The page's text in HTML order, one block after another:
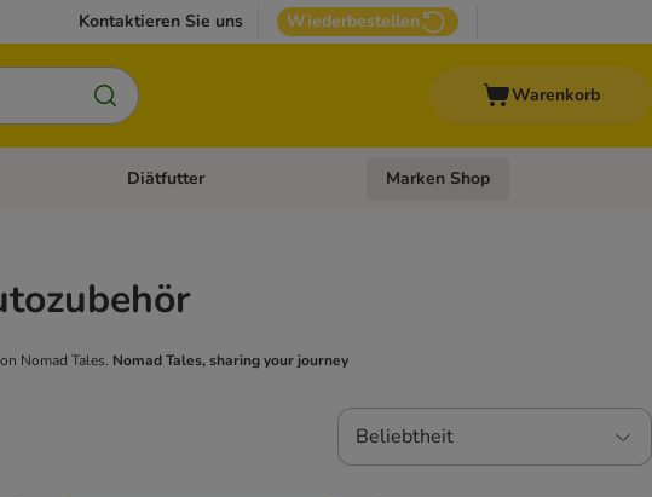
Kontaktieren Sie uns Wiederbestellen
Warenkorb
und ZubehörKategorie-Menü öffnen: Andere Haustiere
Diätfutter Kategorie-Menü öffnen: Diätfutter
Marken Shop
Nomad Tales. Nomad Tales, sharing your journey
Beliebtheit